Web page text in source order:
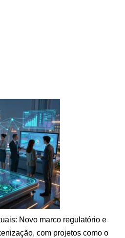
Novo marco regulatório e
com projetos como o